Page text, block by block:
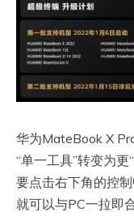
华为MateBook X
“单一工具”转变为
要点击右下角的控
就可以与PC一拉即